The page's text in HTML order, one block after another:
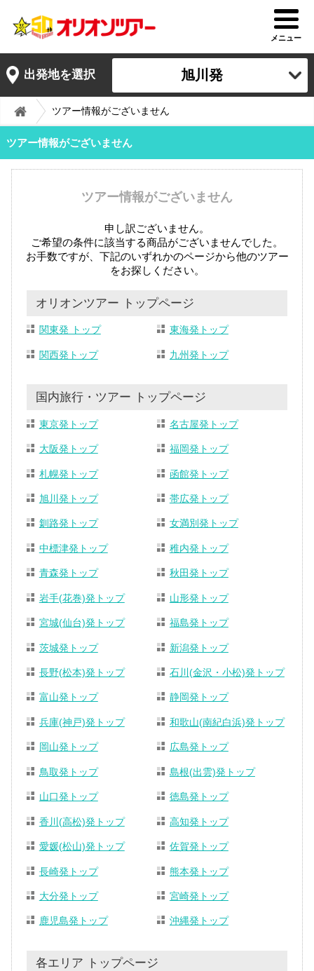
メニュー
出発地を選択 旭川発
ツアー情報がございません
ツアー情報がございません
ツアー情報がございません
申し訳ございません。
ご希望の条件に該当する商品がございませんでした。
お手数ですが、下記のいずれかのページから他のツアー
をお探しください。
オリオンツアー トップページ
関東発 トップ 東海発トップ
関西発トップ 九州発トップ
国内旅行・ツアー トップページ
東京発トップ 名古屋発トップ
大阪発トップ 福岡発トップ
札幌発トップ 函館発トップ
旭川発トップ 帯広発トップ
釧路発トップ 女満別発トップ
中標津発トップ 稚内発トップ
青森発トップ 秋田発トップ
岩手(花巻)発トップ 山形発トップ
宮城(仙台)発トップ 福島発トップ
茨城発トップ 新潟発トップ
長野(松本)発トップ 石川(金沢・小松)発トップ
富山発トップ 静岡発トップ
兵庫(神戸)発トップ 和歌山(南紀白浜)発トップ
岡山発トップ 広島発トップ
鳥取発トップ 島根(出雲)発トップ
山口発トップ 徳島発トップ
香川(高松)発トップ 高知発トップ
愛媛(松山)発トップ 佐賀発トップ
長崎発トップ 熊本発トップ
大分発トップ 宮崎発トップ
鹿児島発トップ 沖縄発トップ
各エリア トップページ